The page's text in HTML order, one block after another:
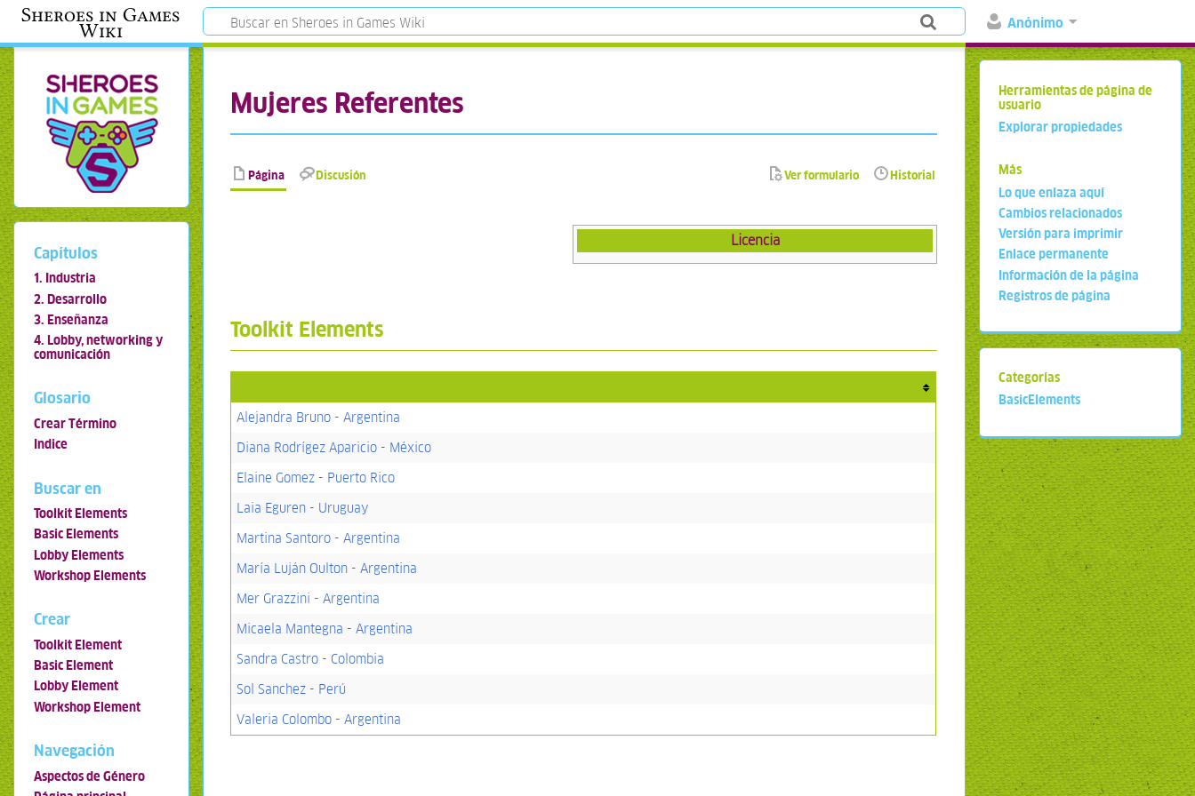
Anónimo
Sheroes in Games
Wiki
Mujeres Referentes
Página Discusión Ver formulario Historial
Licencia
Toolkit Elements
Alejandra Bruno - Argentina
Diana Rodrígez Aparicio - México
Elaine Gomez - Puerto Rico
Laia Eguren - Uruguay
Martina Santoro - Argentina
María Luján Oulton - Argentina
Mer Grazzini - Argentina
Micaela Mantegna - Argentina
Sandra Castro - Colombia
Sol Sanchez - Perú
Valeria Colombo - Argentina
Capítulos
1. Industria
2. Desarrollo
3. Enseñanza
4. Lobby, networking y
comunicación
Glosario
Crear Término
Indice
Buscar en
Toolkit Elements
Basic Elements
Lobby Elements
Workshop Elements
Crear
Toolkit Element
Basic Element
Lobby Element
Workshop Element
Navegación
Aspectos de Género
Herramientas de página de
usuario
Explorar propiedades
Más
Lo que enlaza aquí
Cambios relacionados
Versión para imprimir
Enlace permanente
Información de la página
Registros de página
Categorías
BasicElements